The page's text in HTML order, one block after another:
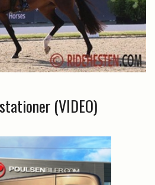
(VIDEO)